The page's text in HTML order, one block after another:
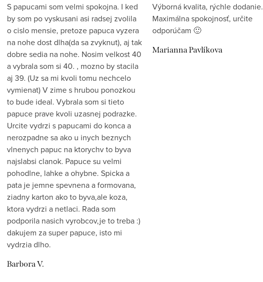
S papucami som velmi spokojna. I ked
by som po vyskusani asi radsej zvolila
o cislo mensie, pretoze papuca vyzera
na nohe dost dlha(da sa zvyknut), aj tak
dobre sedia na nohe. Nosim velkost 40
a vybrala som si 40. , mozno by stacila
aj 39. (Uz sa mi kvoli tomu nechcelo
vymienat) V zime s hrubou ponozkou
to bude ideal. Vybrala som si tieto
papuce prave kvoli uzasnej podrazke.
Urcite vydrzi s papucami do konca a
nerozpadne sa ako u inych beznych
vlnenych papuc na ktorychv to byva
najslabsi clanok. Papuce su velmi
pohodlne, lahke a ohybne. Spicka a
pata je jemne spevnena a formovana,
ziadny karton ako to byva,ale koza,
ktora vydrzi a netlaci. Rada som
podporila nasich vyrobcov,je to treba :)
dakujem za super papuce, isto mi
vydrzia dlho.
Barbora V.
Výborná kvalita, rýchle dodanie.
Maximálna spokojnosť, určite
odporúčam 🙂
Marianna Pavlíkova